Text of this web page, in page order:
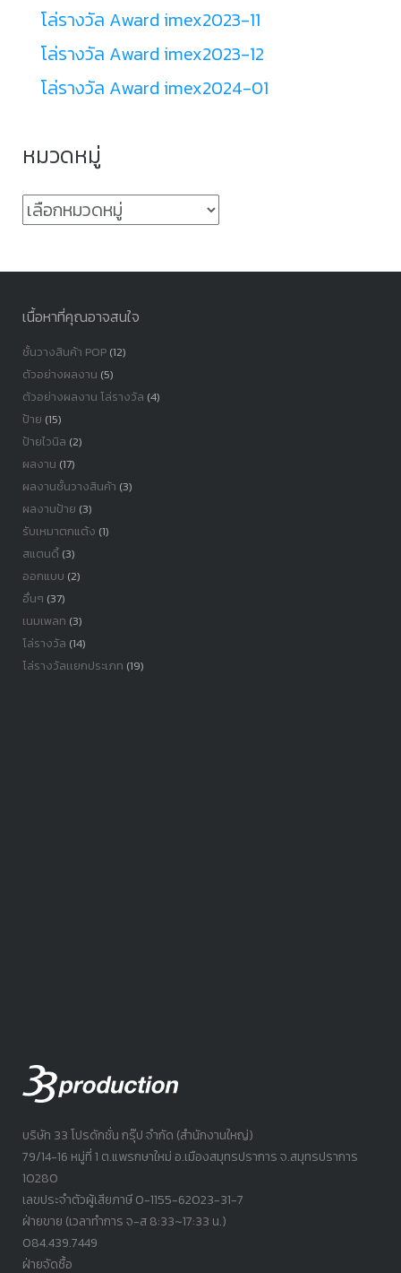
โล่รางวัล Award imex2023-11
โล่รางวัล Award imex2023-12
โล่รางวัล Award imex2024-01
หมวดหมู่
หมวด
เนื้อหาที่คุณอาจสนใจ
ชั้นวางสินค้า POP(12)
ตัวอย่างผลงาน (5)
ตัวอย่างผลงาน โล่รางวัล (4)
ป้าย (15)
ป้ายไวนิล (2)
ผลงาน (17)
ผลงานชั้นวางสินค้า (3)
ผลงานป้าย (3)
รับเหมาตกแต้ง (1)
สแตนดี้(3)
ออกแบบ (2)
อื่นๆ (37)
เนมเพลท (3)
โล่รางวัล (14)
โล่รางวัลเเยกประเภท (19)
บริษัท 33 โปรดักชั่น กรุ๊ป จำกัด (สำนักงานใหญ่)
79/14-16 หมู่ที่ 1 ต.แพรกษาใหม่ อ.เมืองสมุทรปราการ จ.สมุทรปราการ
10280
เลขประจำตัวผู้เสียภาษี 0-1155-62023-31-7
ฝ่ายขาย (เวลาทำการ จ-ส 8:33~17:33 น.)
084.439.7449
ฝ่ายจัดซื้อ